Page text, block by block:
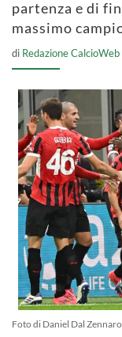
partenza e di
massimo
di Redazione CalcioWeb
Foto di Daniel Dal